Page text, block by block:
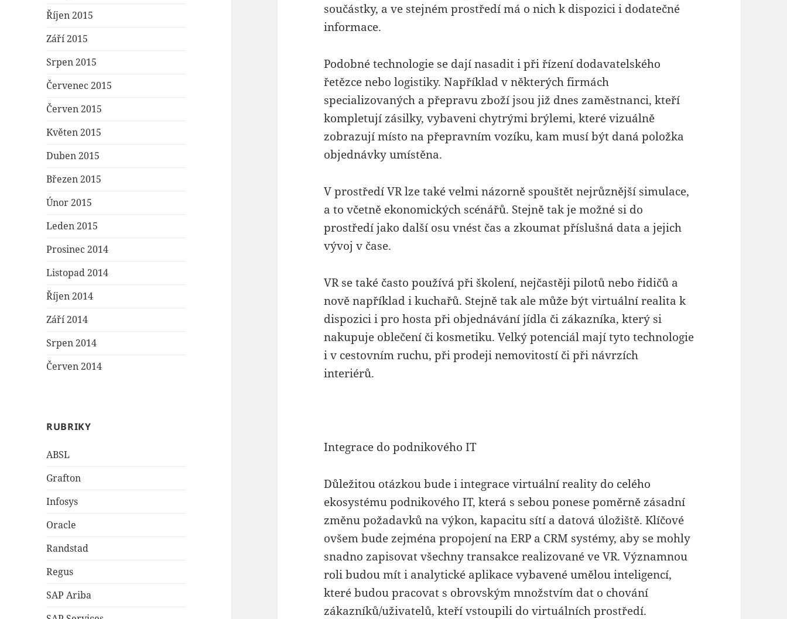
Říjen 2015
Září 2015
Srpen 2015
Červenec 2015
Červen 2015
Květen 2015
Duben 2015
Březen 2015
Únor 2015
Leden 2015
Prosinec 2014
Listopad 2014
Říjen 2014
Září 2014
Srpen 2014
Červen 2014
RUBRIKY
ABSL
Grafton
Infosys
Oracle
Randstad
Regus
SAP Ariba
součástky, a ve stejném prostředí má o nich k dispozici i dodatečné
informace.
Podobné technologie se dají nasadit i při řízení dodavatelského
řetězce nebo logistiky. Například v některých firmách
specializovaných a přepravu zboží jsou již dnes zaměstnanci, kteří
kompletují zásilky, vybaveni chytrými brýlemi, které vizuálně
zobrazují místo na přepravním vozíku, kam musí být daná položka
objednávky umístěna.
V prostředí VR lze také velmi názorně spouštět nejrůznější simulace,
a to včetně ekonomických scénářů. Stejně tak je možné si do
prostředí jako další osu vnést čas a zkoumat příslušná data a jejich
vývoj v čase.
VR se také často používá při školení, nejčastěji pilotů nebo řidičů a
nově například i kuchařů. Stejně tak ale může být virtuální realita k
dispozici i pro hosta při objednávání jídla či zákazníka, který si
nakupuje oblečení či kosmetiku. Velký potenciál mají tyto technologie
i v cestovním ruchu, při prodeji nemovitostí či při návrzích
interiérů.
Integrace do podnikového IT
Důležitou otázkou bude i integrace virtuální reality do celého
ekosystému podnikového IT, která s sebou ponese poměrně zásadní
změnu požadavků na výkon, kapacitu sítí a datová úložiště. Klíčové
ovšem bude zejména propojení na ERP a CRM systémy, aby se mohly
snadno zapisovat všechny transakce realizované ve VR. Významnou
roli budou mít i analytické aplikace vybavené umělou inteligencí,
které budou pracovat s obrovským množstvím dat o chování
zákazníků/uživatelů, kteří vstoupili do virtuálních prostředí.